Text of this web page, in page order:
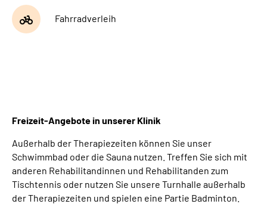
Fahrradverleih
Freizeit-Angebote in unserer Klinik
Außerhalb der Therapiezeiten können Sie unser
Schwimmbad oder die Sauna nutzen. Treffen Sie sich mit
anderen Rehabilitandinnen und Rehabilitanden zum
Tischtennis oder nutzen Sie unsere Turnhalle außerhalb
der Therapiezeiten und spielen eine Partie Badminton.